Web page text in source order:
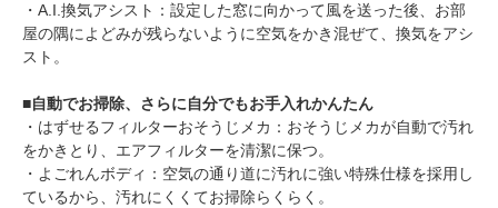
・A.I.換気アシスト：設定した窓に向かって風を送った後、お部
屋の隅によどみが残らないように空気をかき混ぜて、換気をアシ
スト。
■自動でお掃除、さらに自分でもお手入れかんたん
・はずせるフィルターおそうじメカ：おそうじメカが自動で汚れ
をかきとり、エアフィルターを清潔に保つ。
・よごれんボディ：空気の通り道に汚れに強い特殊仕様を採用し
ているから、汚れにくくてお掃除らくらく。